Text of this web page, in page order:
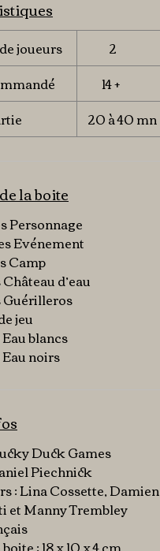
joueurs
2
14 +
20 à 40 mn
la boite
Personnage
Evénement
Camp
d’eau
Guérilleros
jeu
blancs
noirs
Duck Games
Piechnick
: Lina Cossette, Damien
et Manny Trembley